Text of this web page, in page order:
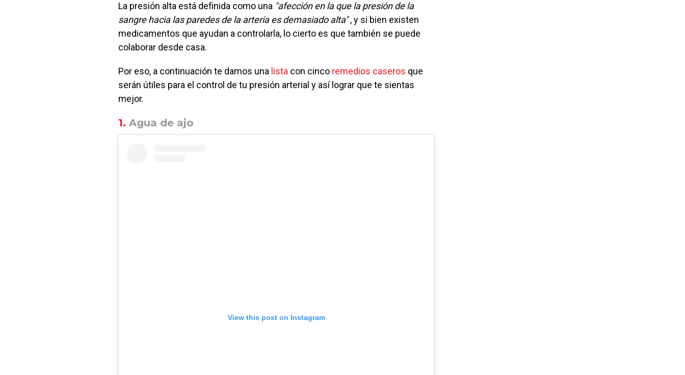
La presión alta está definida como una "afección en la que la presión de la
sangre hacia las paredes de la arteria es demasiado alta", y si bien existen
medicamentos que ayudan a controlarla, lo cierto es que también se puede
colaborar desde casa.
Por eso, a continuación te damos una lista con cinco remedios caseros que
serán útiles para el control de tu presión arterial y así lograr que te sientas
mejor.
1. Agua de ajo
View this post on Instagram